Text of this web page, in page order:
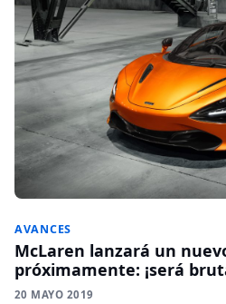
AVANCES
McLaren lanzará un
próximamente: ¡será
20 MAYO 2019